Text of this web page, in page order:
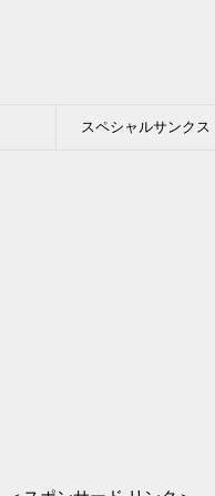
スペシャルサンクス